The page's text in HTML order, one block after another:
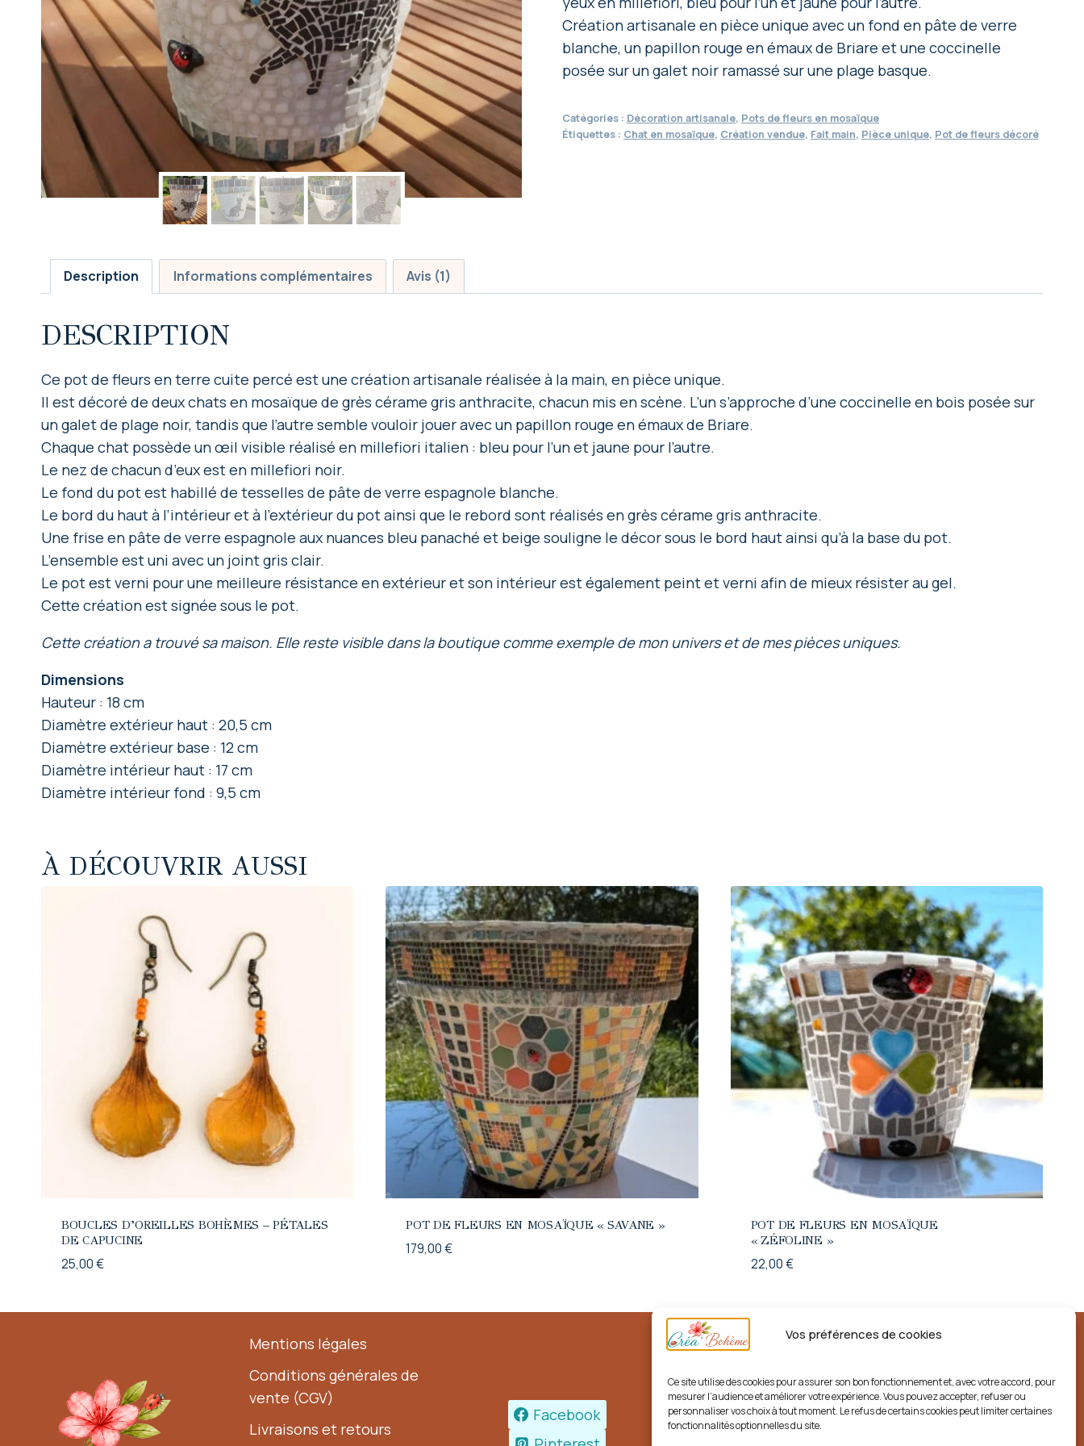
Vos préférences de cookies
Ce site utilise des cookies pour assurer son bon fonctionnement et, avec votre accord, pour
mesurer l’audience et améliorer votre expérience. Vous pouvez accepter, refuser ou
personnaliser vos choix à tout moment. Le refus de certains cookies peut limiter certaines
fonctionnalités optionnelles du site.
Création artisanale en pièce unique avec un fond en pâte de verre
blanche, un papillon rouge en émaux de Briare et une coccinelle
posée sur un galet noir ramassé sur une plage basque.
Catégories : Décoration artisanale, Pots de fleurs en mosaïque
Étiquettes : Chat en mosaïque, Création vendue, Fait main, Pièce unique, Pot de fleurs décoré
Description Informations complémentaires Avis (1)
DESCRIPTION
Ce pot de fleurs en terre cuite percé est une création artisanale réalisée à la main, en pièce unique.
Il est décoré de deux chats en mosaïque de grès cérame gris anthracite, chacun mis en scène. L’un s’approche d’une coccinelle en bois posée sur
un galet de plage noir, tandis que l’autre semble vouloir jouer avec un papillon rouge en émaux de Briare.
Chaque chat possède un œil visible réalisé en millefiori italien : bleu pour l’un et jaune pour l’autre.
Le nez de chacun d’eux est en millefiori noir.
Le fond du pot est habillé de tesselles de pâte de verre espagnole blanche.
Le bord du haut à l’intérieur et à l’extérieur du pot ainsi que le rebord sont réalisés en grès cérame gris anthracite.
Une frise en pâte de verre espagnole aux nuances bleu panaché et beige souligne le décor sous le bord haut ainsi qu’à la base du pot.
L’ensemble est uni avec un joint gris clair.
Le pot est verni pour une meilleure résistance en extérieur et son intérieur est également peint et verni afin de mieux résister au gel.
Cette création est signée sous le pot.
Cette création a trouvé sa maison. Elle reste visible dans la boutique comme exemple de mon univers et de mes pièces uniques.
Dimensions
Hauteur : 18 cm
Diamètre extérieur haut : 20,5 cm
Diamètre extérieur base : 12 cm
Diamètre intérieur haut : 17 cm
Diamètre intérieur fond : 9,5 cm
BOUCLES D’OREILLES BOHÈMES – PÉTALES
DE CAPUCINE
25,00€
POT DE FLEURS EN MOSAÏQUE « SAVANE »
179,00€
POT DE FLEURS EN MOSAÏQUE
« ZÉFOLINE »
22,00€
Mentions légales
Conditions générales de
vente (CGV)
Livraisons et retours
Facebook